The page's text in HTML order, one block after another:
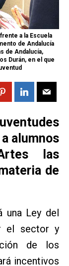
a la Escuela
de Andalucía
de Andalucía,
Durán, en el que
alumnos
las
de
una Ley del
el sector y
de los
incentivos